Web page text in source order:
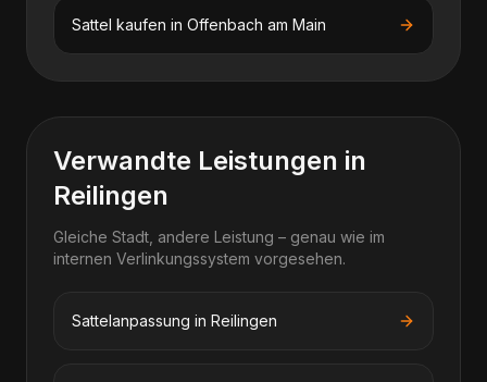
Sattel kaufen in Offenbach am Main
Verwandte Leistungen in
Reilingen
Gleiche Stadt, andere Leistung – genau wie im
internen Verlinkungssystem vorgesehen.
Sattelanpassung in Reilingen